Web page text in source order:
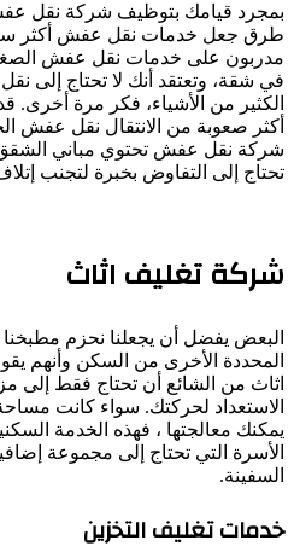
بمجرد قيامك بتوظيف شركة نقل
طرق جعل خدمات نقل عفش أكثر
مدربون على خدمات نقل عفش
في شقة، وتعتقد أنك لا تحتاج إلى
الكثير من الأشياء، فكر مرة أخرى.
أكثر صعوبة من الانتقال نقل عفش
شركة نقل عفش تحتوي مباني
تحتاج إلى التفاوض بخبرة لتجنب
شركة تغليف اثاث
البعض يفضل أن يجعلنا نحزم
المحددة الأخرى من السكن وأنهم
اثاث من الشائع أن تحتاج فقط إلى
الاستعداد لحركتك. سواء كانت
يمكنك معالجتها ، فهذه الخدمة
الأسرة التي تحتاج إلى مجموعة
السفينة.
خدمات تغليف التخزين